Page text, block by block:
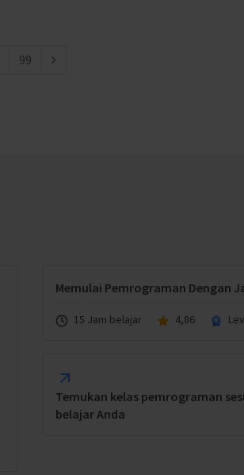
99
Memulai Pemrograman Dengan
15 Jam belajar 4,86
Temukan kelas pemrograman
belajar Anda